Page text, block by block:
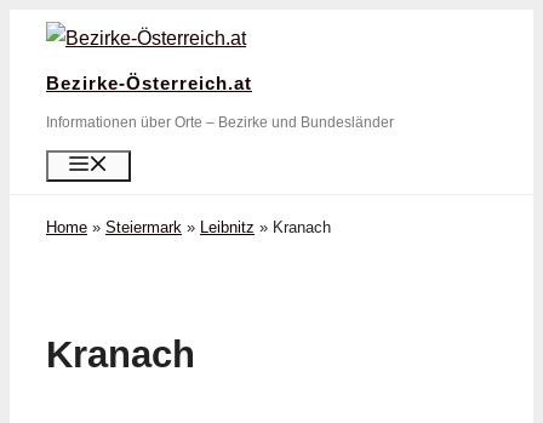
Zum
springen
Bezirke-Österreich.at
Informationen über Orte – Bezirke und Bundesländer
Home » Steiermark » Leibnitz » Kranach
Kranach